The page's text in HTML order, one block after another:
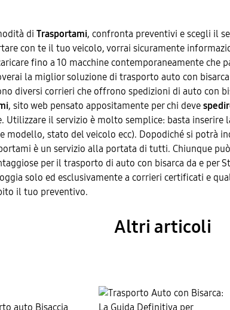
di Trasportami, confronta preventivi e scegli il
con te il tuo veicolo, vorrai sicuramente
fino a 10 macchine contemporaneamente
la miglior soluzione di trasporto auto con
diversi corrieri che offrono spedizioni di auto con
, sito web pensato appositamente per chi deve
il servizio è molto semplice: basta
modello, stato del veicolo ecc). Dopodiché si
è un servizio alla portata di tutti. Chiunque
per il trasporto di auto con bisarca da e per
solo ed esclusivamente a corrieri certificati e
il tuo preventivo.
Altri articoli